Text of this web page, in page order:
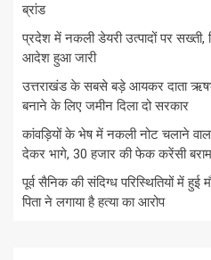
ब्रांड
प्रदेश में नकली डेयरी उत्पादों पर
आदेश हुआ जारी
उत्तराखंड के सबसे बड़े आयकर दाता
बनाने के लिए जमीन दिला दो सरकार
कांवड़ियों के भेष में नकली नोट चलाने
देकर भागे, 30 हजार की फेक करेंसी
पूर्व सैनिक की संदिग्ध परिस्थितियों में हुई
पिता ने लगाया है हत्या का आरोप